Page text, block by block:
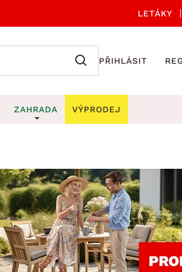
LETÁKY
PŘIHLÁSIT
na klíče
na deštníky
na noviny
na oblečení
vše
U
3-2-1
míru
ZAHRADA
Zahradní židle a křesla
Zahradní lavice
Zahradní stoly
Zahradní houpačky
Zahradní lehátka
VÝPRODEJ